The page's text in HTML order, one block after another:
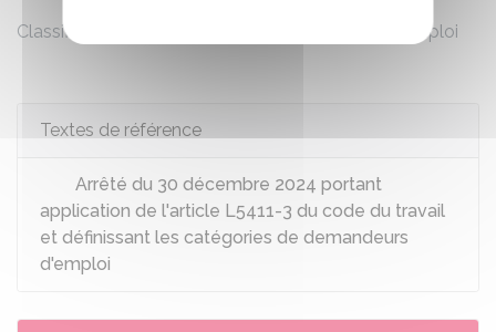
Classification France Travail des demandeurs d'emploi
Textes de référence
Arrêté du 30 décembre 2024 portant
application de l'article L5411-3 du code du travail
et définissant les catégories de demandeurs
d'emploi